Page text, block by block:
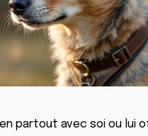
partout avec soi ou lui